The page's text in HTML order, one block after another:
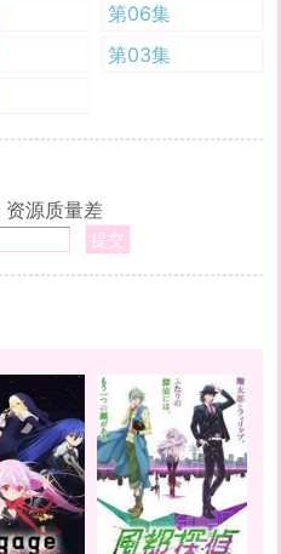
第06集
第03集
资源质量差
提交